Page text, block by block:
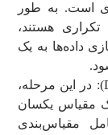
است. به طور
هستند،
داده‌ها به یک
نرمال‌سازی داده‌ها (Data Normalization): در این مرحله،
مقیاس یکسان
مقیاس‌بندی